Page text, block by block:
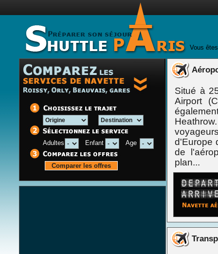
Vous
Situé à
Airport
d'Europe
de
plan...
Adultes Enfant Age